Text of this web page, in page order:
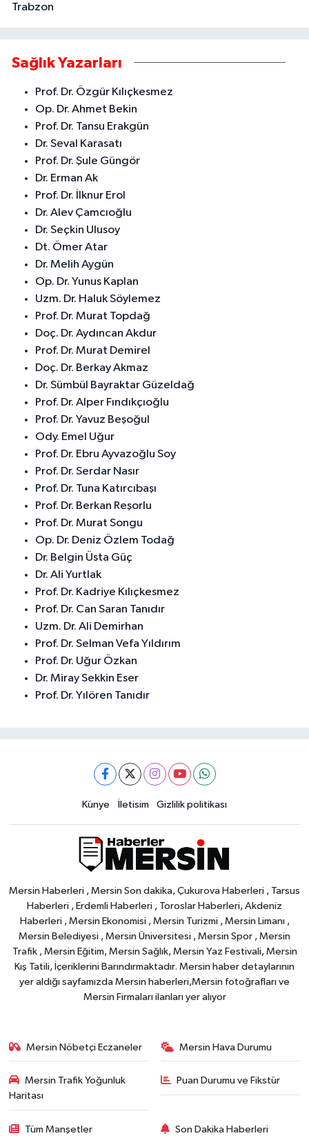
Trabzon
Sağlık Yazarları
Prof. Dr. Özgür Kılıçkesmez
Op. Dr. Ahmet Bekin
Prof. Dr. Tansu Erakgün
Dr. Seval Karasatı
Prof. Dr. Şule Güngör
Dr. Erman Ak
Prof. Dr. İlknur Erol
Dr. Alev Çamcıoğlu
Dr. Seçkin Ulusoy
Dt. Ömer Atar
Dr. Melih Aygün
Op. Dr. Yunus Kaplan
Uzm. Dr. Haluk Söylemez
Prof. Dr. Murat Topdağ
Doç. Dr. Aydıncan Akdur
Prof. Dr. Murat Demirel
Doç. Dr. Berkay Akmaz
Dr. Sümbül Bayraktar Güzeldağ
Prof. Dr. Alper Fındıkçıoğlu
Prof. Dr. Yavuz Beşoğul
Ody. Emel Uğur
Prof. Dr. Ebru Ayvazoğlu Soy
Prof. Dr. Serdar Nasır
Prof. Dr. Tuna Katırcıbaşı
Prof. Dr. Berkan Reşorlu
Prof. Dr. Murat Songu
Op. Dr. Deniz Özlem Todağ
Dr. Belgin Üsta Güç
Dr. Ali Yurtlak
Prof. Dr. Kadriye Kılıçkesmez
Prof. Dr. Can Saran Tanıdır
Uzm. Dr. Ali Demirhan
Prof. Dr. Selman Vefa Yıldırım
Prof. Dr. Uğur Özkan
Dr. Miray Sekkin Eser
Prof. Dr. Yılören Tanıdır
Künye İletisim Gizlilik politikası
Mersin Haberleri , Mersin Son dakika, Çukurova Haberleri , Tarsus
Haberleri , Erdemli Haberleri , Toroslar Haberleri, Akdeniz
Haberleri , Mersin Ekonomisi , Mersin Turizmi , Mersin Limanı ,
Mersin Belediyesi , Mersin Üniversitesi , Mersin Spor , Mersin
Trafik , Mersin Eğitim, Mersin Sağlık, Mersin Yaz Festivali, Mersin
Kış Tatili, İçeriklerini Barındırmaktadır. Mersin haber detaylarının
yer aldığı sayfamızda Mersin haberleri,Mersin fotoğrafları ve
Mersin Firmaları ilanları yer alıyor
Mersin Nöbetçi Eczaneler Mersin Hava Durumu
Mersin Trafik Yoğunluk
Haritası
Puan Durumu ve Fikstür
Tüm Manşetler Son Dakika Haberleri